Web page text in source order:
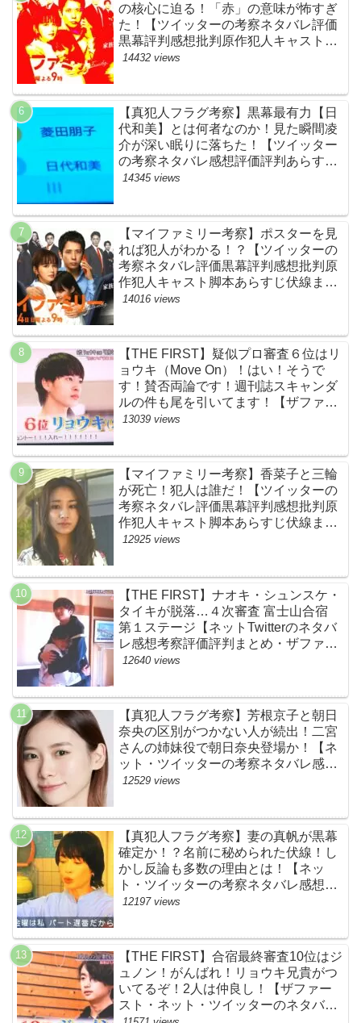
の核心に迫る！「赤」の意味が怖すぎ
た！【ツイッターの考察ネタバレ評価
黒幕評判感想批判原作犯人キャスト脚
本あらすじ伏線まとめ】
14432 views
【真犯人フラグ考察】黒幕最有力【日
代和美】とは何者なのか！見た瞬間凌
介が深い眠りに落ちた！【ツイッター
の考察ネタバレ感想評価評判あらすじ
原作犯人キャスト黒幕伏線まとめ】
14345 views
【マイファミリー考察】ポスターを見
れば犯人がわかる！？【ツイッターの
考察ネタバレ評価黒幕評判感想批判原
作犯人キャスト脚本あらすじ伏線まと
め】
14016 views
【THE FIRST】疑似プロ審査６位はリ
ョウキ（Move On）！はい！そうで
す！賛否両論です！週刊誌スキャンダ
ルの件も尾を引いてます！【ザファー
スト・ネットのネタバレ感想考察まと
13039 views
【マイファミリー考察】香菜子と三輪
が死亡！犯人は誰だ！【ツイッターの
考察ネタバレ評価黒幕評判感想批判原
作犯人キャスト脚本あらすじ伏線まと
め】
12925 views
【THE FIRST】ナオキ・シュンスケ・
タイキが脱落…４次審査 富士山合宿
第１ステージ【ネットTwitterのネタバ
レ感想考察評価評判まとめ・ザファー
スト・スッキリ・BE:FIRST・ビーフ
12640 views
【真犯人フラグ考察】芳根京子と朝日
奈央の区別がつかない人が続出！二宮
さんの姉妹役で朝日奈央登場か！【ネ
ット・ツイッターの考察ネタバレ感想
評価評判あらすじ原作犯人キャスト黒
12529 views
【真犯人フラグ考察】妻の真帆が黒幕
確定か！？名前に秘められた伏線！し
かし反論も多数の理由とは！【ネッ
ト・ツイッターの考察ネタバレ感想評
価評判あらすじ原作犯人キャスト黒幕
12197 views
【THE FIRST】合宿最終審査10位はジ
ュノン！がんばれ！リョウキ兄貴がつ
いてるぞ！2人は仲良し！【ザファー
スト・ネット・ツイッターのネタバレ